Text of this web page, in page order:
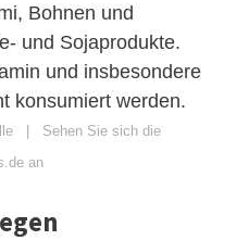
Bohnen und
und Sojaprodukte.
und insbesondere
konsumiert werden.
| Sehen Sie sich die
an